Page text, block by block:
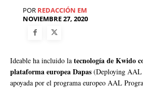
POR REDACCIÓN EM
NOVIEMBRE 27, 2020
Ideable ha incluido la tecnología de Kwido
plataforma europea Dapas (Deploying AAL
apoyada por el programa europeo AAL